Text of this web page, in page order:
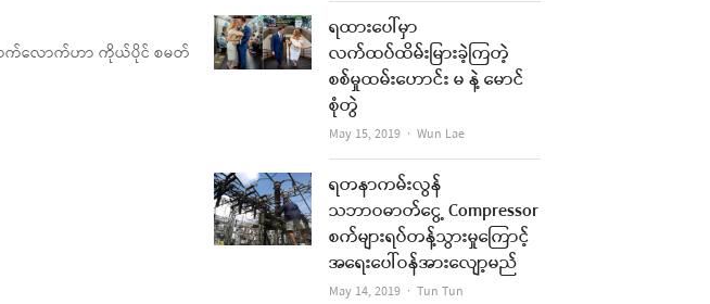
က်လောက်ဟာ ကိုယ်ပိုင် စမတ်
ရထားပေါ်မှာ
လက်ထပ်ထိမ်းမြားခဲ့ကြတဲ့
စစ်မှုထမ်းဟောင်း မ နဲ့ မောင်
စုံတွဲ
May 15, 2019 Author
Wun Lae
ရတနာကမ်းလွန်
သဘာဝဓာတ်ငွေ့ Compressor
စက်များရပ်တန့်သွားမှုကြောင့်
အရေးပေါ်ဝန်အားလျော့မည်
May 14, 2019 Author
Tun Tun